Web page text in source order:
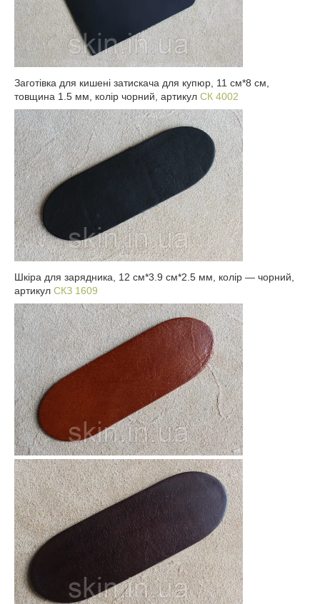
Заготівка для кишені затискача для купюр, 11 см*8 см,
товщина 1.5 мм, колір чорний, артикул СК 4002
Шкіра для зарядника, 12 см*3.9 см*2.5 мм, колір — чорний,
артикул СКЗ 1609